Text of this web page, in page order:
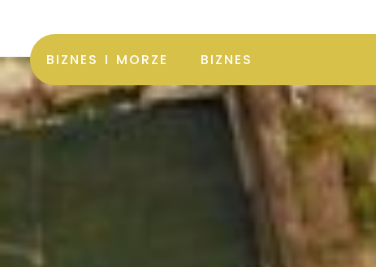
BIZNES I MORZE BIZNES